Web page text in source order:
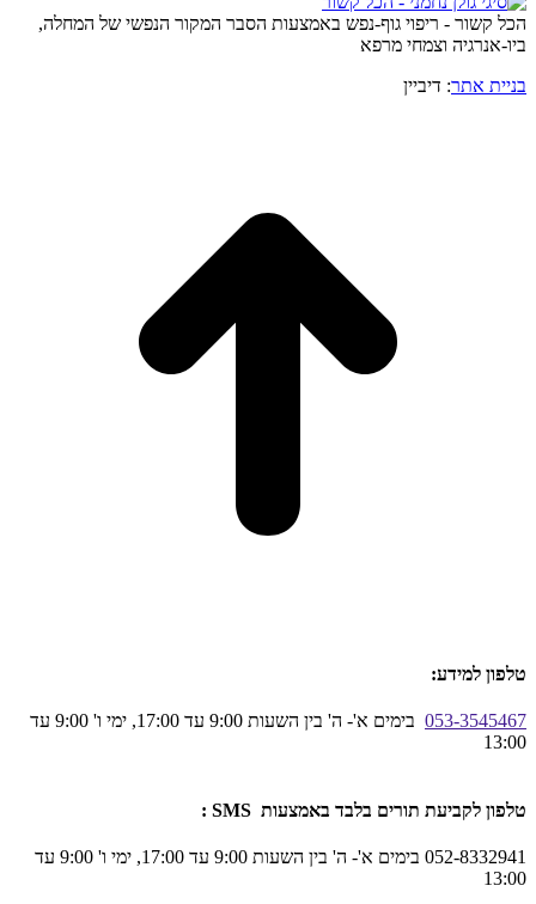
הכל קשור - ריפוי גוף-נפש באמצעות הסבר המקור הנפשי של המחלה,
ביו-אנרגיה וצמחי מרפא
בניית אתר: דיביין
טלפון למידע:
053-3545467
בימים א'- ה' בין השעות 9:00 עד 17:00, ימי ו' 9:00 עד
13:00
טלפון לקביעת תורים בלבד באמצעות SMS :
052-8332941 בימים א'- ה' בין השעות 9:00 עד 17:00, ימי ו' 9:00 עד
13:00